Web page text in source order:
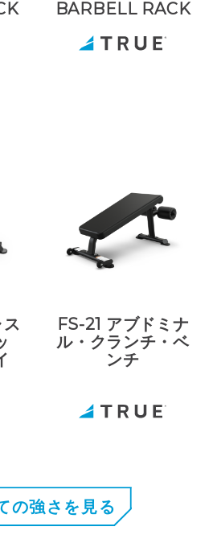
BARBELL RACK
FS-21 アブドミナ
ル・クランチ・ベ
ンチ
の強さを見る